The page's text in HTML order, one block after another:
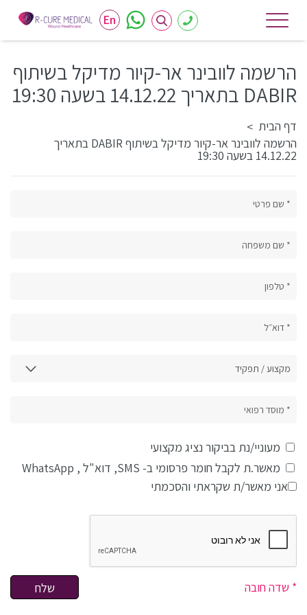
En
הרשמה לוובינר אר-קיור מדיקל בשיתוף
DABIR בתאריך 14.12.22 בשעה 19:30
דף הבית >
הרשמה לוובינר אר-קיור מדיקל בשיתוף DABIR בתאריך
14.12.22 בשעה 19:30
מעוניי/נת בביקור נציג מקצועי
מאשר.ת לקבל חומר פרסומי ב- SMS, דוא"ל , WhatsApp
אני מאשר/ת שקראתי והסכמתי
* שדה חובה